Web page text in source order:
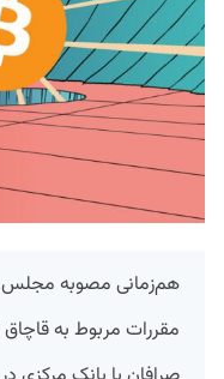
هم‌زمانی مصوبه مجلس
مقررات مربوط بهقاچاق